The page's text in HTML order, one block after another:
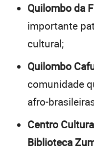
Quilombo da
importante
cultural;
Quilombo
comunidade
afro-
Centro
Biblioteca